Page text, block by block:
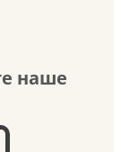
наше